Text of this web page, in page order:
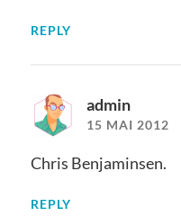
REPLY
admin
15 MAI 2012
Chris Benjaminsen.
REPLY